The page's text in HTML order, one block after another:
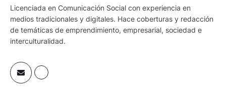
Licenciada en Comunicación Social con experiencia en
medios tradicionales y digitales. Hace coberturas y redacción
de temáticas de emprendimiento, empresarial, sociedad e
interculturalidad.